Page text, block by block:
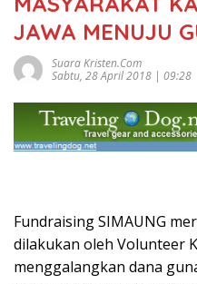
JAWA MENUJU
Suara Kristen.com
Sabtu, 28 April 2018 | 09:28
Fundraising SIMAUNG
dilakukan oleh Volunteer
menggalangkan dana